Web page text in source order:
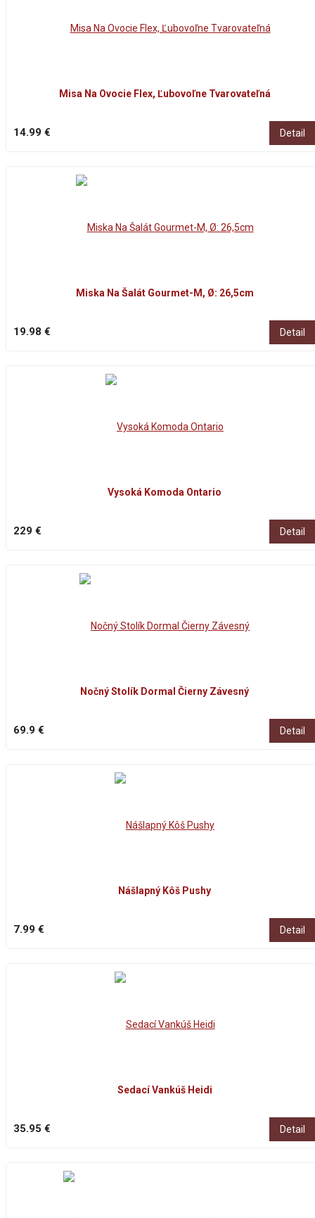
Misa Na Ovocie Flex, Ľubovoľne Tvarovateľná
14.99 € Detail
Miska Na Šalát Gourmet-M, Ø: 26,5cm
19.98 € Detail
Vysoká Komoda Ontario
229 € Detail
Nočný Stolík Dormal Čierny Závesný
69.9 € Detail
Nášlapný Kôš Pushy
7.99 € Detail
Sedací Vankúš Heidi
35.95 € Detail